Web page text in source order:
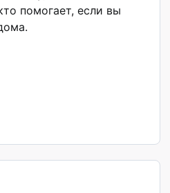
помогает, если вы